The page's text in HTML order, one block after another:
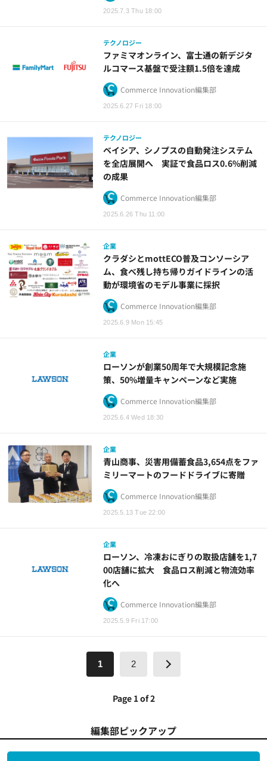
2025.7.3 Thu 18:00
テクノロジー
2025.6.27 Fri 18:00
ファミマオンライン、富士通の新デジタ
ルコマース基盤で受注額1.5倍を達成
Commerce Innovation編集部
テクノロジー
2025.6.26 Thu 11:00
ベイシア、シノプスの自動発注システム
を全店展開へ 実証で食品ロス0.6%削減
の成果
Commerce Innovation編集部
企業
2025.6.9 Mon 15:45
クラダシとmottECO普及コンソーシア
ム、食べ残し持ち帰りガイドラインの活
動が環境省のモデル事業に採択
Commerce Innovation編集部
企業
2025.6.4 Wed 18:30
ローソンが創業50周年で大規模記念施
策、50%増量キャンペーンなど実施
Commerce Innovation編集部
企業
2025.5.13 Tue 22:00
青山商事、災害用備蓄食品3,654点をファ
ミリーマートのフードドライブに寄贈
Commerce Innovation編集部
企業
2025.5.9 Fri 17:00
ローソン、冷凍おにぎりの取扱店舗を1,7
00店舗に拡大 食品ロス削減と物流効率
化へ
Commerce Innovation編集部
1 2
Page 1 of 2
編集部ピックアップ